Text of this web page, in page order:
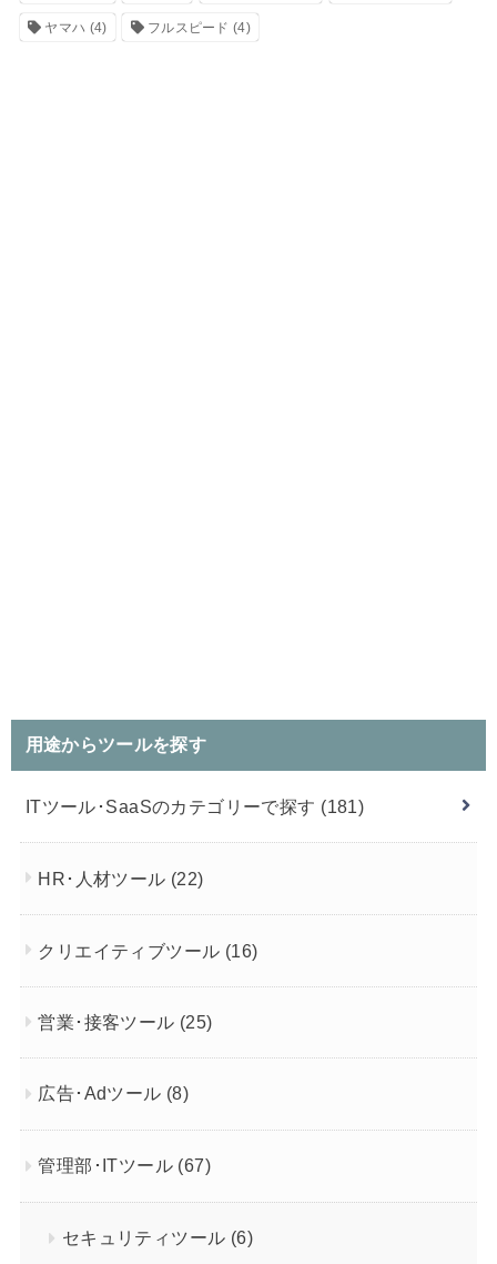
ヤマハ (4) フルスピード (4)
用途からツールを探す
ITツール･SaaSのカテゴリーで探す (181)
HR･人材ツール (22)
クリエイティブツール (16)
営業･接客ツール (25)
広告･Adツール (8)
管理部･ITツール (67)
セキュリティツール (6)